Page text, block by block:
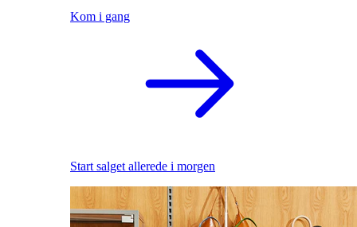
Kom i gang
Start salget allerede i morgen